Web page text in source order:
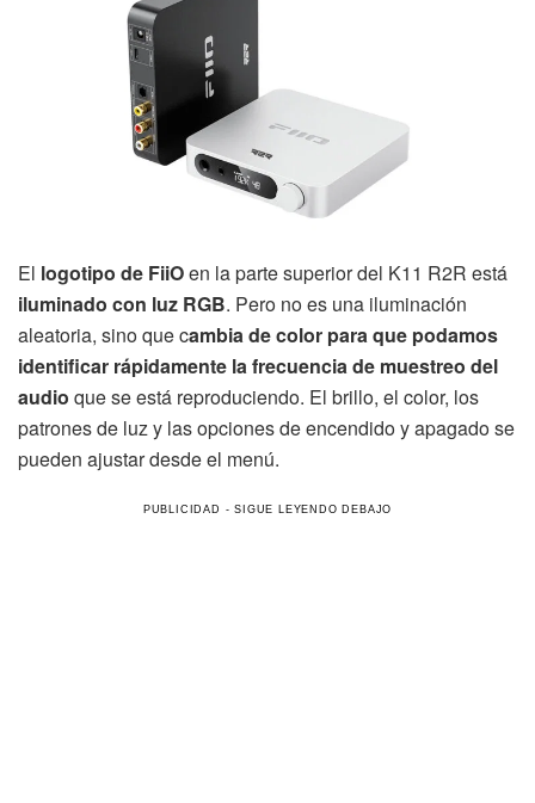
El logotipo de FiiOen la parte superior del K11 R2R está
iluminado con luz RGB. Pero no es una iluminación
aleatoria, sino que cambia de color para que podamos
identificar rápidamente la frecuencia de muestreo del
audio que se está reproduciendo. El brillo, el color, los
patrones de luz y las opciones de encendido y apagado se
pueden ajustar desde el menú.